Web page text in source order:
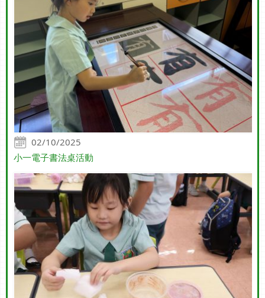
02/10/2025
小一電子書法桌活動